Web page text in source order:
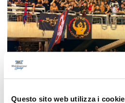
Questo sito web utilizza i cookie